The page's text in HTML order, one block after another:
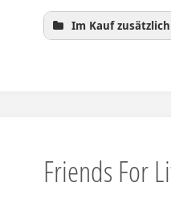
Im Kauf
Friends For